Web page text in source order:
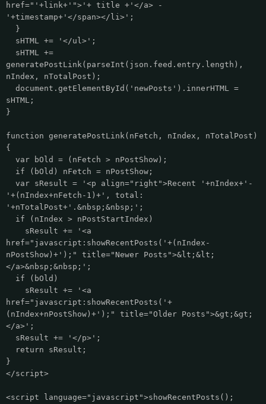
href="'+link+'">'+ title +'</a> -
'+timestamp+'</span></li>';
}
sHTML += '</ul>';
sHTML +=
generatePostLink(parseInt(json.feed.entry.length),
nIndex, nTotalPost);
document.getElementById('newPosts').innerHTML =
sHTML;
}
function generatePostLink(nFetch, nIndex, nTotalPost)
{
var bOld = (nFetch > nPostShow);
if (bOld) nFetch = nPostShow;
var sResult = '<p align="right">Recent '+nIndex+'-
'+(nIndex+nFetch-1)+', total:
'+nTotalPost+'.&nbsp;&nbsp;';
if (nIndex > nPostStartIndex)
sResult += '<a
href="javascript:showRecentPosts('+(nIndex-
nPostShow)+');" title="Newer Posts">&lt;&lt;
</a>&nbsp;&nbsp;';
if (bOld)
sResult += '<a
href="javascript:showRecentPosts('+
(nIndex+nPostShow)+');" title="Older Posts">&gt;&gt;
</a>';
sResult += '</p>';
return sResult;
}
</script>
<script language="javascript">showRecentPosts();